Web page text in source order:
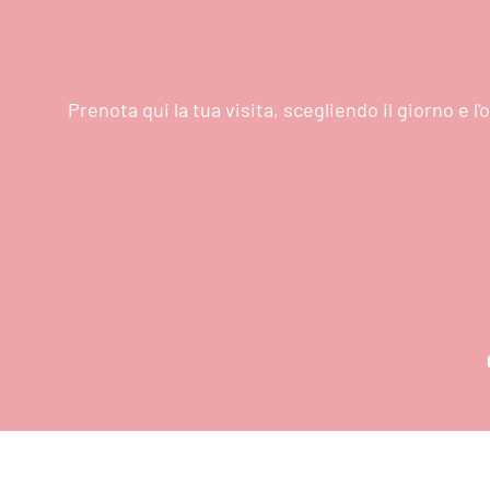
Prenota qui la tua visita, scegliendo il giorno e